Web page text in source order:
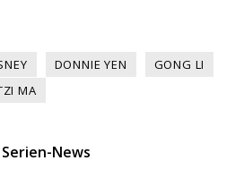
DONNIE YEN
GONG LI
MA
News